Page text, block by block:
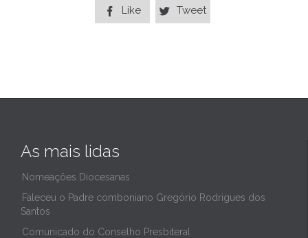
 Like  Tweet
As mais lidas
Nomeações Diocesanas
Faleceu o Padre comboniano Gregório Rodrigues dos
Santos
Comunicado do Conselho Presbiteral